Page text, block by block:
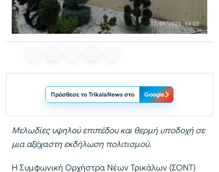
Πρόσθεσε το TrikalaNews στο Google
Μελωδίες υψηλού επιπέδου και θερμή υποδοχή σε
μια αξέχαστη εκδήλωση πολιτισμού.
Η Συμφωνική Ορχήστρα Νέων Τρικάλων (ΣΟΝΤ)